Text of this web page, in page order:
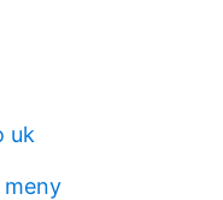
uk
meny